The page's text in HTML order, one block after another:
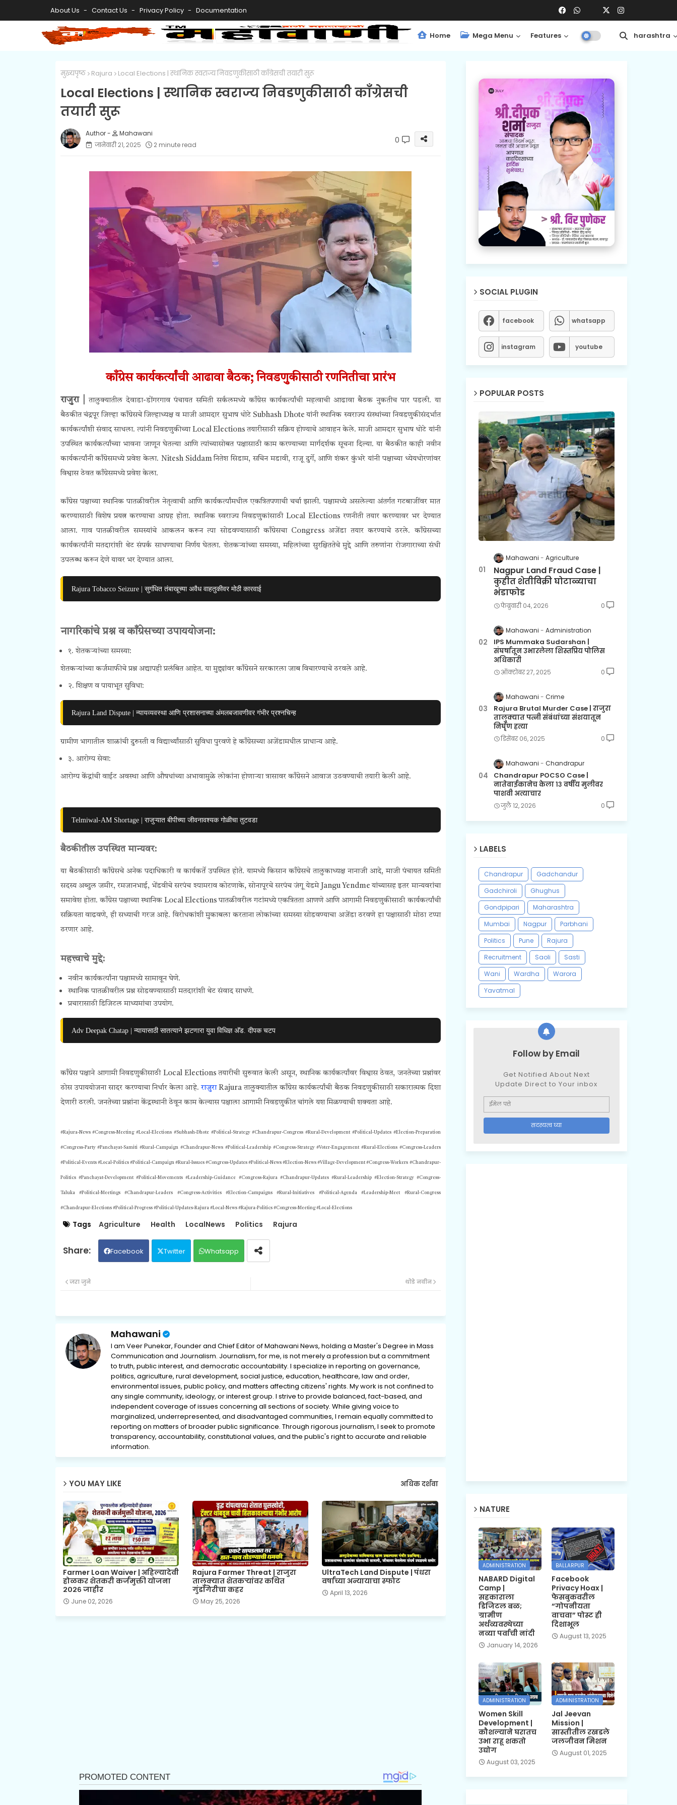
About Us Contact Us Privacy Policy Documentation
Home Mega Menu Features Central Maharashtra
मुख्यपृष्ठ Rajura Local Elections | स्थानिक स्वराज्य निवडणुकीसाठी काँग्रेसची तयारी सुरू
Local Elections | स्थानिक स्वराज्य निवडणुकीसाठी काँग्रेसची
तयारी सुरू
Mahawani
जानेवारी २१, २०२५
2 minute read 0
काँग्रेस कार्यकर्त्यांची आढावा बैठक; निवडणुकीसाठी रणनितीचा प्रारंभ
राजुरा |
तालुक्यातील देवाडा-डोंगरगाव पंचायत समिती सर्कलमध्ये काँग्रेस कार्यकर्त्यांची महत्वाची आढावा बैठक नुकतीच पार पडली. या
बैठकीत चंद्रपूर जिल्हा काँग्रेसचे जिल्हाध्यक्ष व माजी आमदार सुभाष धोटे Subhash Dhoteयांनी स्थानिक स्वराज्य संस्थांच्या निवडणुकीसंदर्भात
कार्यकर्त्यांशी संवाद साधला. त्यांनी निवडणुकीच्या Local Elections तयारीसाठी सक्रिय होण्याचे आवाहन केले.माजी आमदार सुभाष धोटे यांनी
उपस्थित कार्यकर्त्यांच्या भावना जाणून घेतल्या आणि त्यांच्यासोबत पक्षासाठी काम करण्याच्या मार्गदर्शक सूचना दिल्या.या बैठकीत काही नवीन
कार्यकर्त्यांनी काँग्रेसमध्ये प्रवेश केला. Nitesh Siddam नितेश सिडाम, सचिन मडावी, राजू दुर्गे, आणि शंकर कुंभरे यांनी पक्षाच्या ध्येयधोरणांवर
विश्वास ठेवत काँग्रेसमध्ये प्रवेश केला.
काँग्रेस पक्षाच्या स्थानिक पातळीवरील नेतृत्वाची आणि कार्यकर्त्यांमधील एकत्रितपणाची चर्चा झाली. पक्षामध्ये असलेल्या अंतर्गत गटबाजींवर मात
करण्यासाठी विशेष प्रयत्न करण्याचा आग्रह होता. स्थानिक स्वराज्य निवडणुकांसाठीLocal Elections रणनीती तयार करण्यावर भर देण्यात
आला. गाव पातळीवरील समस्यांचे आकलन करून त्या सोडवण्यासाठी काँग्रेसचा Congress अजेंडा तयार करण्याचे ठरले. काँग्रेसच्या
कार्यकर्त्यांनी मतदारांशी थेट संपर्क साधण्याचा निर्णय घेतला. शेतकऱ्यांच्या समस्या, महिलांच्या सुरक्षिततेचे मुद्दे आणि तरुणांना रोजगाराच्या संधी
उपलब्ध करून देणे यावर भर देण्यात आला.
Rajura Tobacco Seizure | सुगंधित तंबाखूच्या अवैध वाहतुकीवर मोठी कारवाई
नागरिकांचे प्रश्न व काँग्रेसच्या उपाययोजना:
१. शेतकऱ्यांच्या समस्या:
शेतकऱ्यांच्या कर्जमाफीचे प्रश्न अद्यापही प्रलंबित आहेत. या मुद्द्यांवर काँग्रेसने सरकारला जाब विचारण्याचे ठरवले आहे.
२. शिक्षण व पायाभूत सुविधा:
Rajura Land Dispute | न्यायव्यवस्था आणि प्रशासनाच्या अंमलबजावणीवर गंभीर प्रश्नचिन्ह
ग्रामीण भागातील शाळांची दुरुस्ती व विद्यार्थ्यांसाठी सुविधा पुरवणे हे काँग्रेसच्या अजेंडामधील प्राधान्य आहे.
३. आरोग्य सेवा:
आरोग्य केंद्रांची वाईट अवस्था आणि औषधांच्या अभावामुळे लोकांना होणाऱ्या त्रासावर काँग्रेसने आवाज उठवण्याची तयारी केली आहे.
Telmiwal-AM Shortage | राजुऱ्यात बीपीच्या जीवनावश्यक गोळीचा तुटवडा
बैठकीतील उपस्थित मान्यवर:
या बैठकीसाठी काँग्रेसचे अनेक पदाधिकारी व कार्यकर्ते उपस्थित होते. यामध्ये किसान काँग्रेसचे तालुकाध्यक्ष नानाजी आदे, माजी पंचायत समिती
सदस्य अब्दुल जमीर, रमजानभाई, भेंडवीचे सरपंच श्यामराव कोटणाके, सोनापूरचे सरपंच जंगू येडमे Jangu Yendme यांच्यासह इतर मान्यवरांचा
समावेश होता. काँग्रेस पक्षाच्या स्थानिक Local Electionsपातळीवरील गटांमध्ये एकत्रितता आणणे आणि आगामी निवडणुकीसाठी कार्यकर्त्यांची
सक्रियता वाढवणे, ही सध्याची गरज आहे. विरोधकांशी मुकाबला करताना लोकांच्या समस्या सोडवण्याचा अजेंडा ठरवणे हा पक्षासाठी मोठा टप्पा
ठरणार आहे.
महत्त्वाचे मुद्दे:
नवीन कार्यकर्त्यांना पक्षामध्ये सामावून घेणे.
स्थानिक पातळीवरील प्रश्न सोडवण्यासाठी मतदारांशी थेट संवाद साधणे.
प्रचारासाठी डिजिटल माध्यमांचा उपयोग.
Adv Deepak Chatap | न्यायासाठी सातत्याने झटणारा युवा विधिज्ञ अ‍ॅड. दीपक चटप
काँग्रेस पक्षाने आगामी निवडणुकीसाठी Local Electionsतयारीची सुरुवात केली असून, स्थानिक कार्यकर्त्यांवर विश्वास ठेवत, जनतेच्या प्रश्नांवर
ठोस उपाययोजना सादर करण्याचा निर्धार केला आहे.राजुराRajura तालुक्यातील काँग्रेस कार्यकर्त्यांची बैठक निवडणुकीसाठी सकारात्मक दिशा
देणारी ठरली. जनतेच्या प्रश्नांना केंद्रस्थानी ठेवून काम केल्यास पक्षाला आगामी निवडणुकीत चांगले यश मिळण्याची शक्यता आहे.
#Rajura-News #Congress-Meeting #Local-Elections #Subhash-Dhote #Political-Strategy #Chandrapur-Congress #Rural-Development #Political-Updates #Election-Preparation
#Congress-Party #Panchayat-Samiti #Rural-Campaign #Chandrapur-News #Political-Leadership #Congress-Strategy #Voter-Engagement #Rural-Elections #Congress-Leaders
#Political-Events #Local-Politics #Political-Campaign #Rural-Issues #Congress-Updates #Political-News #Election-News #Village-Development #Congress-Workers #Chandrapur-
Politics #Panchayat-Development #Political-Movements #Leadership-Guidance #Congress-Rajura #Chandrapur-Updates #Rural-Leadership #Election-Strategy #Congress-
Taluka #Political-Meetings #Chandrapur-Leaders #Congress-Activities #Election-Campaigns #Rural-Initiatives #Political-Agenda #Leadership-Meet #Rural-Congress
#Chandrapur-Elections #Political-Progress #Political-Updates-Rajura #Local-News #Rajura-Politics #Congress-Meeting #Local-Elections
Tags Agriculture Health LocalNews Politics Rajura
Facebook Twitter Whatsapp
थोडे नवीन
जरा जुने
Mahawani
I am Veer Punekar, Founder and Chief Editor of Mahawani News, holding a Master's Degree in Mass
Communication and Journalism. Journalism, for me, is not merely a profession but a commitment
to truth, public interest, and democratic accountability. I specialize in reporting on governance,
politics, agriculture, rural development, social justice, education, healthcare, law and order,
environmental issues, public policy, and matters affecting citizens' rights. My work is not confined to
any single community, ideology, or interest group. I strive to provide balanced, fact-based, and
independent coverage of issues concerning all sections of society. While giving voice to
marginalized, underrepresented, and disadvantaged communities, I remain equally committed to
reporting on matters of broader public significance. Through rigorous journalism, I seek to promote
transparency, accountability, constitutional values, and the public's right to accurate and reliable
information.
YOU MAY LIKE अधिक दर्शवा
Farmer Loan Waiver | अहिल्यादेवी
होळकर शेतकरी कर्जमुक्ती योजना
२०२६ जाहीर
June 02, 2026
Rajura Farmer Threat | राजुरा
तालुक्यात शेतकऱ्यांवर कथित
गुंडगिरीचा कहर
May 25, 2026
UltraTech Land Dispute | पंधरा
वर्षांच्या अन्यायाचा स्फोट
April 13, 2026
SOCIAL PLUGIN
facebook whatsapp
instagram youtube
POPULAR POSTS
Mahawani Agriculture
Nagpur Land Fraud Case |
कुहीत शेतीविक्री घोटाळ्याचा
भंडाफोड
फेब्रुवारी ०४, २०२६ 0
Mahawani Administration
IPS Mummaka Sudarshan |
संघर्षातून उभारलेला शिस्तप्रिय पोलिस
अधिकारी
ऑक्टोबर २७, २०२५ 0
Mahawani Crime
Rajura Brutal Murder Case | राजुरा
तालुक्यात पत्नी संबंधांच्या संशयातून
निर्घृण हत्या
डिसेंबर ०६, २०२५ 0
Mahawani Chandrapur
Chandrapur POCSO Case |
नातेवाईकानेच केला १३ वर्षीय मुलीवर
पाशवी अत्याचार
जुलै १२, २०२६ 0
LABELS
Chandrapur
Gadchandur
Gadchiroli
Ghughus
Gondpipari
Maharashtra
Mumbai
Nagpur
Parbhani
Politics
Pune
Rajura
Recruitment
Saoli
Sasti
Wani
Wardha
Warora
Yavatmal
Follow by Email
Get Notified About Next
Update Direct to Your inbox
NATURE
ADMINISTRATION
NABARD Digital
Camp |
सहकाराला
डिजिटल बळ;
ग्रामीण
अर्थव्यवस्थेच्या
नव्या पर्वाची नांदी
January 14, 2026
BALLARPUR
Facebook
Privacy Hoax |
फेसबुकवरील
“गोपनीयता
वाचवा” पोस्ट ही
दिशाभूल
August 13, 2025
ADMINISTRATION
Women Skill
Development |
कौशल्याने घरातच
उभा राहू शकतो
उद्योग
August 03, 2025
ADMINISTRATION
Jal Jeevan
Mission |
सास्तीतील रखडले
जलजीवन मिशन
August 01, 2025